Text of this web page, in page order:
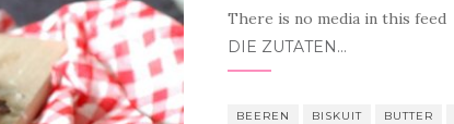
There is no media in this feed
DIE ZUTATEN…
BEEREN BISKUIT BUTTER